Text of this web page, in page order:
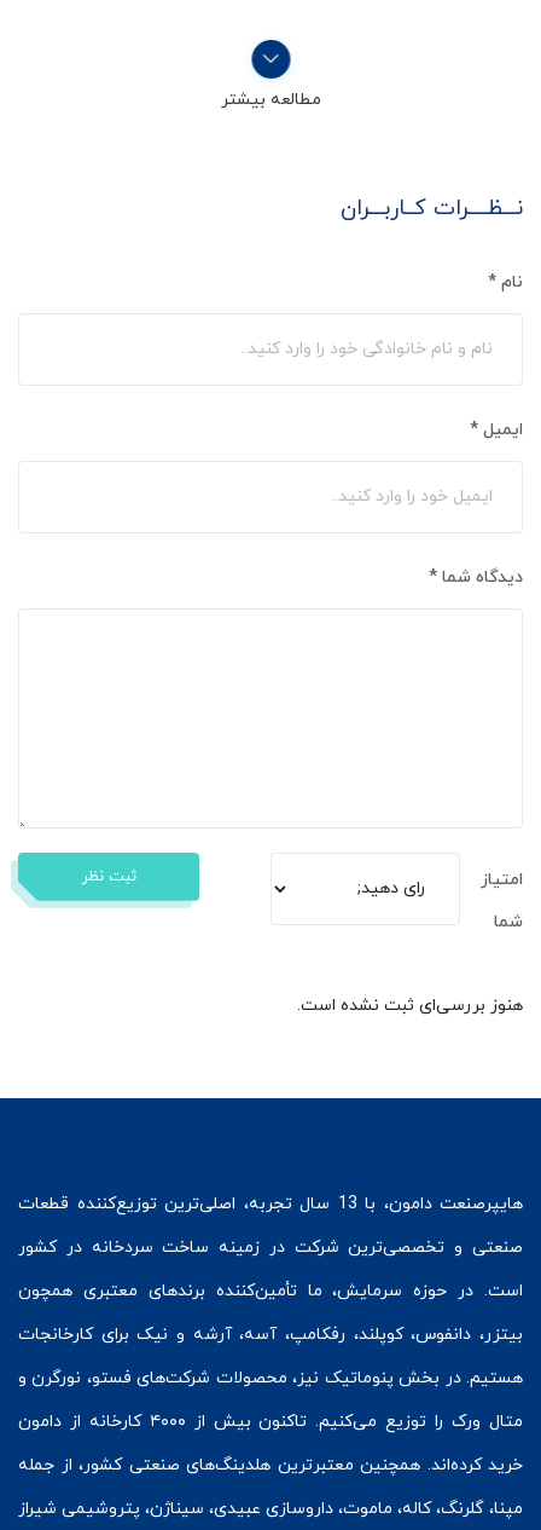
مطالعه بیشتر
نـــظــــرات کــاربـــران
نام *
ایمیل *
دیدگاه شما *
امتیاز
شما
ثبت نظر
هنوز بررسی‌ای ثبت نشده است.
هایپرصنعت
دامون، با 13 سال تجربه، اصلی‌ترین توزیع‌کننده قطعات
صنعتی و تخصصی‌ترین شرکت در زمینه ساخت سردخانه در کشور
است. در حوزه سرمایش، ما تأمین‌کننده برندهای معتبری همچون
بیتزر، دانفوس،کوپلند، رفکامپ، آسه، آرشه و نیک برای کارخانجات
هستیم. در بخش پنوماتیک نیز، محصولات شرکت‌های فستو، نورگرن و
متال ورک
را توزیع می‌کنیم. تاکنون بیش از ۴۰۰۰ کارخانه از دامون
خرید کرده‌اند. همچنین معتبرترین هلدینگ‌های صنعتی کشور، از جمله
مپنا، گلرنگ، کاله، ماموت، داروسازی عبیدی، سیناژن، پتروشیمی شیراز